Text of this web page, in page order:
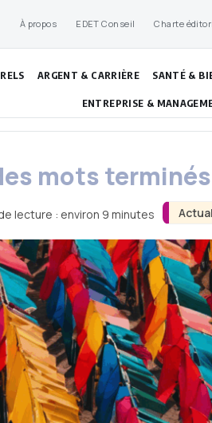
À propos EDET Conseil Charte
ARGENT & CARRIÈRE SANTÉ &
ENTREPRISE &
mots
lecture : environ 9 minutes